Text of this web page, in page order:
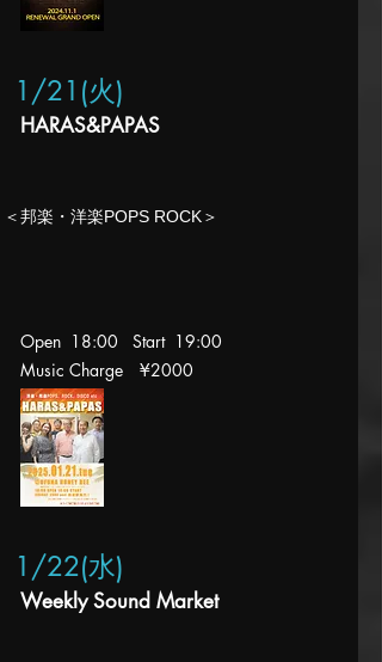
1/21 (火)
HARAS&PAPAS
​＜邦楽・洋楽POPS ROCK＞
Open 18:00 Start 19:00
Music Charge ¥2000
1/22(水)
Weekly Sound Market